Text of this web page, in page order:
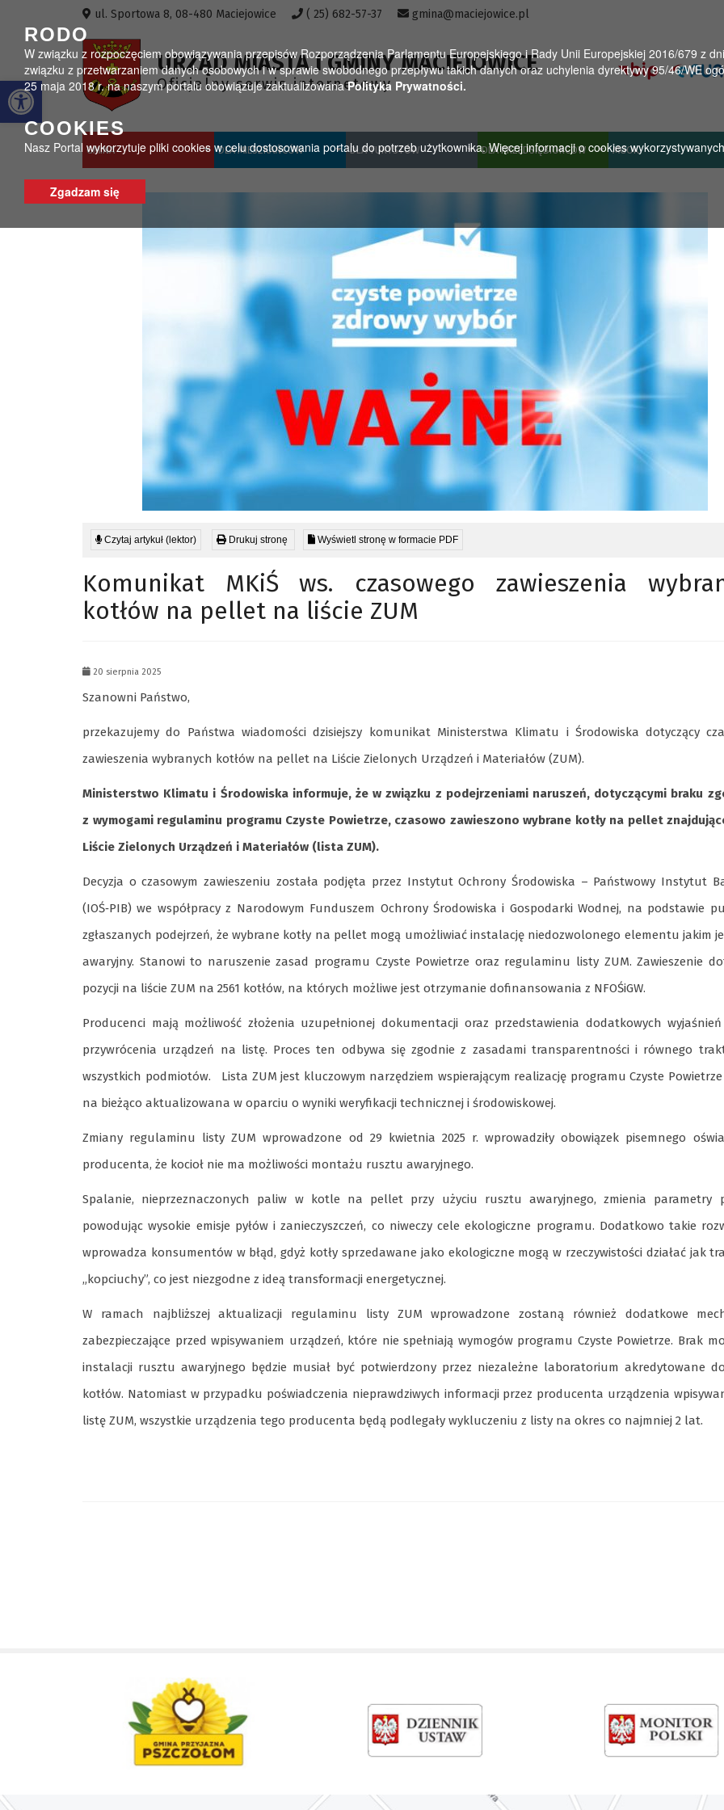
Otwórz pasek narzędzi
RODO
W związku z rozpoczęciem obowiązywania przepisów Rozporządzenia Parlamentu Europejskiego i Rady Unii Europejskiej 2016/679 z
związku z przetwarzaniem danych osobowych i w sprawie swobodnego przepływu takich danych oraz uchylenia dyrektywy 95/46/WE
25 maja 2018 r. na naszym portalu obowiązuje zaktualizowanaPolityka Prywatności.
COOKIES
Nasz Portal wykorzytuje pliki cookies w celu dostosowania portalu do potrzeb użytkownika. Więcej informacji o cookies
Zgadzam się
ul. Sportowa 8, 08-480 Maciejowice ( 25) 682-57-37 gmina@maciejowice.pl
URZĄD MIASTA I GMINY MACIEJOWICE
Oficjalny serwis internetowy
GMINA DLA MIESZKAŃCÓW DLA TURYSTÓW DLA PRZEDSIĘBIORCÓW MGOK
Czytaj artykuł (lektor) Drukuj stronę Wyświetl stronę w formacie PDF
Komunikat MKiŚ ws. czasowego zawieszenia
kotłów na pellet na liście ZUM
20 sierpnia 2025
Szanowni Państwo,
przekazujemy do Państwa wiadomości dzisiejszy komunikat Ministerstwa Klimatu i Środowiska dotyczący
zawieszenia wybranych kotłów na pellet na Liście Zielonych Urządzeń i Materiałów (ZUM).
Ministerstwo Klimatu i Środowiska informuje, że w związku z podejrzeniami naruszeń, dotyczącymi braku
z wymogami regulaminu programu Czyste Powietrze, czasowo zawieszono wybrane kotły na pellet
Liście Zielonych Urządzeń i Materiałów (lista ZUM).
Decyzja o czasowym zawieszeniu została podjęta przez Instytut Ochrony Środowiska – Państwowy Instytut
(IOŚ‐PIB) we współpracy z Narodowym Funduszem Ochrony Środowiska i Gospodarki Wodnej, na podstawie
zgłaszanych podejrzeń, że wybrane kotły na pellet mogą umożliwiać instalację niedozwolonego elementu jakim
awaryjny. Stanowi to naruszenie zasad programu Czyste Powietrze oraz regulaminu listy ZUM. Zawieszenie
pozycji na liście ZUM na 2561 kotłów, na których możliwe jest otrzymanie dofinansowania z NFOŚiGW.
Producenci mają możliwość złożenia uzupełnionej dokumentacji oraz przedstawienia dodatkowych
przywrócenia urządzeń na listę. Proces ten odbywa się zgodnie z zasadami transparentności i równego
wszystkich podmiotów. Lista ZUM jest kluczowym narzędziem wspierającym realizację programu Czyste Powietrze
na bieżąco aktualizowana w oparciu o wyniki weryfikacji technicznej i środowiskowej.
Zmiany regulaminu listy ZUM wprowadzone od 29 kwietnia 2025 r. wprowadziły obowiązek pisemnego
producenta, że kocioł nie ma możliwości montażu rusztu awaryjnego.
Spalanie, nieprzeznaczonych paliw w kotle na pellet przy użyciu rusztu awaryjnego, zmienia parametry
powodując wysokie emisje pyłów i zanieczyszczeń, co niweczy cele ekologiczne programu. Dodatkowo takie
wprowadza konsumentów w błąd, gdyż kotły sprzedawane jako ekologiczne mogą w rzeczywistości działać jak
„kopciuchy”, co jest niezgodne z ideą transformacji energetycznej.
W ramach najbliższej aktualizacji regulaminu listy ZUM wprowadzone zostaną również dodatkowe
zabezpieczające przed wpisywaniem urządzeń, które nie spełniają wymogów programu Czyste Powietrze. Brak
instalacji rusztu awaryjnego będzie musiał być potwierdzony przez niezależne laboratorium akredytowane
kotłów. Natomiast w przypadku poświadczenia nieprawdziwych informacji przez producenta urządzenia
listę ZUM, wszystkie urządzenia tego producenta będą podlegały wykluczeniu z listy na okres co najmniej 2 lat.